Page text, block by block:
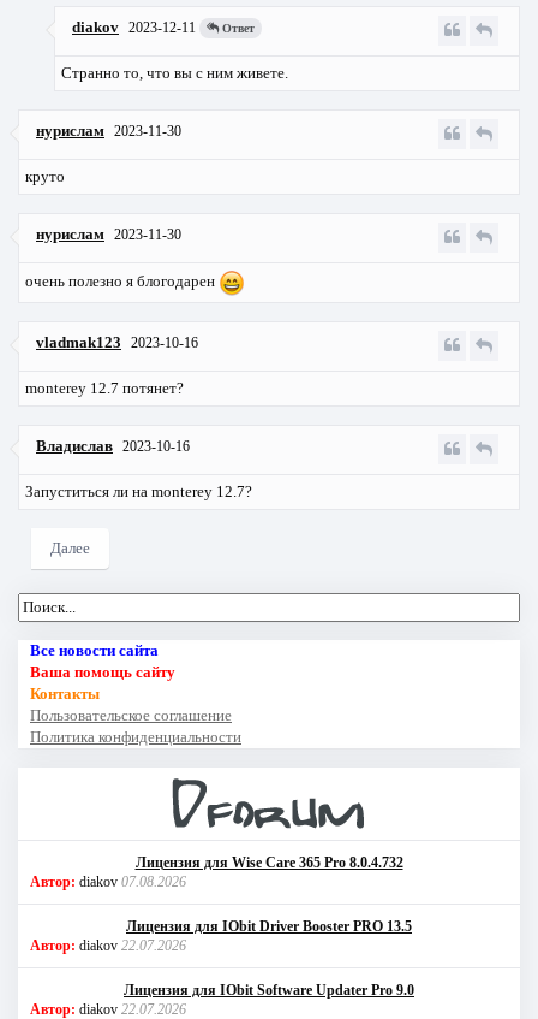
diakov 2023-12-11 Ответ
Странно то, что вы с ним живете.
нурислам 2023-11-30
круто
нурислам 2023-11-30
очень полезно я блогодарен
vladmak123 2023-10-16
monterey 12.7 потянет?
Владислав 2023-10-16
Запуститься ли на monterey 12.7?
Далее
Все новости сайта
Ваша помощь сайту
Контакты
Пользовательское соглашение
Политика конфиденциальности
Лицензия для Wise Care 365 Pro 8.0.4.732
Автор: diakov 07.08.2026
Лицензия для IObit Driver Booster PRO 13.5
Автор: diakov 22.07.2026
Лицензия для IObit Software Updater Pro 9.0
Автор: diakov 22.07.2026